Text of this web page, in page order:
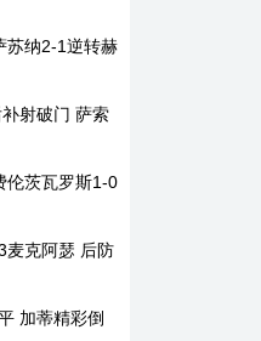
苏纳2-1逆转赫
射破门 萨索
伦茨瓦罗斯1-0
麦克阿瑟 后防
加蒂精彩倒